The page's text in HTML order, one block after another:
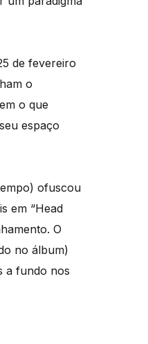
de fevereiro
o
o que
espaço
ofuscou
em “Head
O
no álbum)
a fundo nos